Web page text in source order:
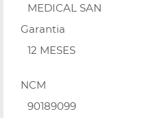
MEDICAL SAN
Garantia
12 MESES
NCM
90189099